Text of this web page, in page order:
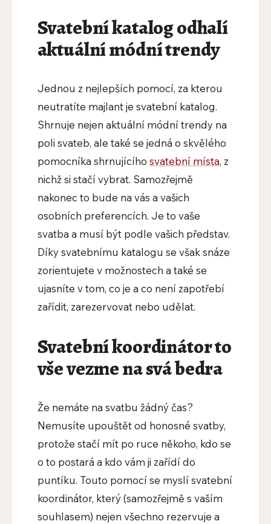
Svatební katalog odhalí
aktuální módní trendy
Jednou z nejlepších pomocí, za kterou
neutratíte majlant je svatební katalog.
Shrnuje nejen aktuální módní trendy na
poli svateb, ale také se jedná o skvělého
pomocníka shrnujícího svatební místa, z
nichž si stačí vybrat. Samozřejmě
nakonec to bude na vás a vašich
osobních preferencích. Je to vaše
svatba a musí být podle vašich představ.
Díky svatebnímu katalogu se však snáze
zorientujete v možnostech a také se
ujasníte v tom, co je a co není zapotřebí
zařídit, zarezervovat nebo udělat.
Svatební koordinátor to
vše vezme na svá bedra
Že nemáte na svatbu žádný čas?
Nemusíte upouštět od honosné svatby,
protože stačí mít po ruce někoho, kdo se
o to postará a kdo vám ji zařídí do
puntíku. Touto pomocí se myslí svatební
koordinátor, který (samozřejmě s vaším
souhlasem) nejen všechno rezervuje a